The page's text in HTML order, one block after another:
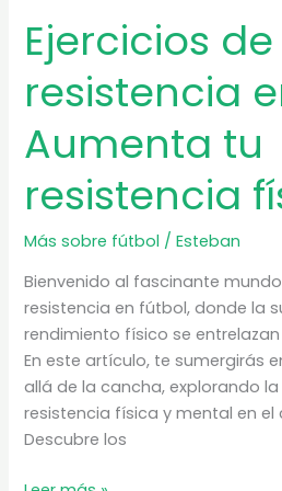
Ejercicios de
resistencia
Aumenta tu
resistencia
Más sobre fútbol /Esteban
Bienvenido al fascinante
resistencia en fútbol, donde la
rendimiento físico se
En este artículo, te sumergirás
allá de la cancha, explorando
resistencia física y mental en
Descubre los